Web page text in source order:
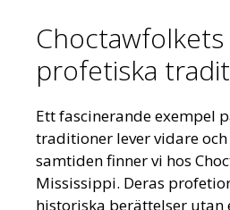
profetiska
Ett fascinerande exempel
traditioner lever vidare och
samtiden finner vi hos
Mississippi. Deras
historiska berättelser utan